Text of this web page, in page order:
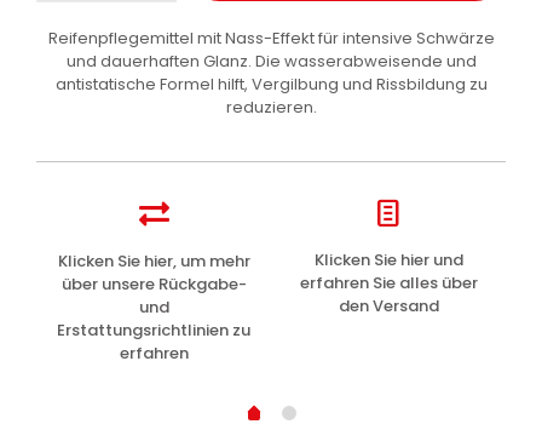
Plus
Reifenschwärzer
Spray
Menge
Reifenpflegemittel mit Nass-Effekt für intensive Schwärze
und dauerhaften Glanz. Die wasserabweisende und
antistatische Formel hilft, Vergilbung und Rissbildung zu
reduzieren.
Klicken Sie hier, um mehr
über unsere Rückgabe-
und
Erstattungsrichtlinien zu
erfahren
Klicken Sie hier und
erfahren Sie alles über
den Versand